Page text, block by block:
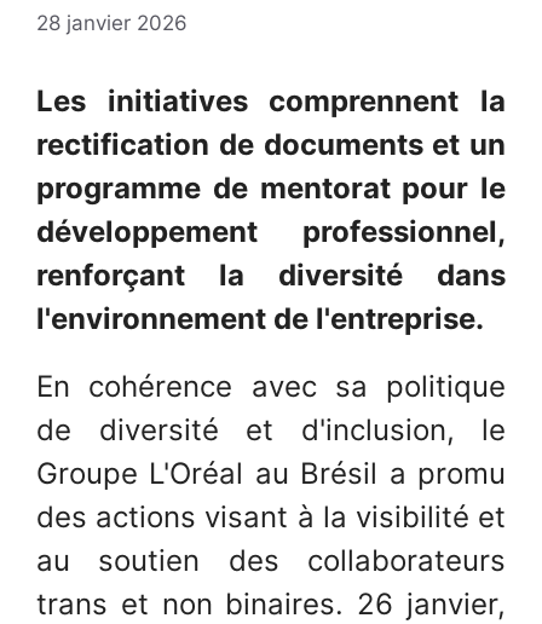
28 janvier 2026
Les initiatives comprennent la
rectification de documents et un
programme de mentorat pour le
développement professionnel,
renforçant la diversité dans
l'environnement de l'entreprise.
En cohérence avec sa politique
de diversité et d'inclusion, le
Groupe L'Oréal au Brésil a promu
des actions visant à la visibilité et
au soutien des collaborateurs
trans et non binaires. 26 janvier,